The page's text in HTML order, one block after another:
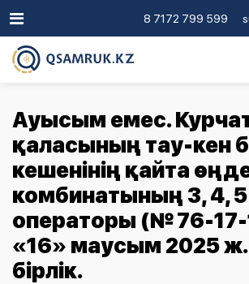
8 7172 799 599
Ауысым емес.
қаласының тау-кен
кешенінің қайта
комбинатының 3, 4,
операторы (№ 76-17-
«16» маусым 2025
бірлік.